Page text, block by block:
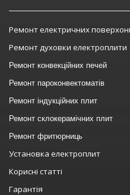
Ремонт електричних
Ремонт духовки електроплити
Ремонт конвекційних печей
Ремонт пароконвектоматів
Ремонт індукційних плит
Ремонт склокерамічних плит
Ремонт фритюрниць
Установка електроплит
Корисні статті
Гарантія